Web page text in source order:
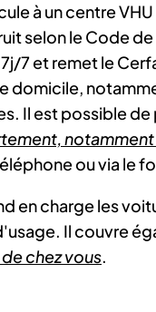
à un centre
selon le Code
7 et remet le
domicile,
Il est possible
ou via le
en charge les
Il couvre
chez vous.